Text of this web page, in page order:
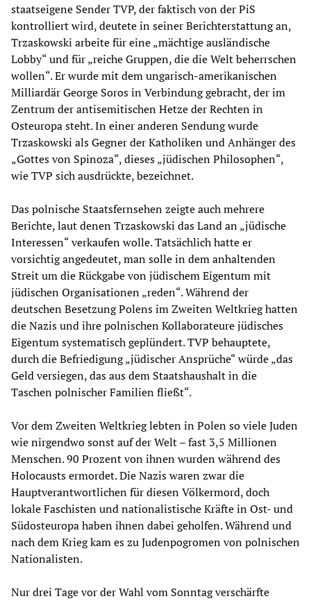
staatseigene Sender TVP, der faktisch von der PiS
kontrolliert wird, deutete in seiner Berichterstattung an,
Trzaskowski arbeite für eine „mächtige ausländische
Lobby“ und für „reiche Gruppen, die die Welt beherrschen
wollen“. Er wurde mit dem ungarisch-amerikanischen
Milliardär George Soros in Verbindung gebracht, der im
Zentrum der antisemitischen Hetze der Rechten in
Osteuropa steht. In einer anderen Sendung wurde
Trzaskowski als Gegner der Katholiken und Anhänger des
„Gottes von Spinoza“, dieses „jüdischen Philosophen“,
wie TVP sich ausdrückte, bezeichnet.
Das polnische Staatsfernsehen zeigte auch mehrere
Berichte, laut denen Trzaskowski das Land an „jüdische
Interessen“ verkaufen wolle. Tatsächlich hatte er
vorsichtig angedeutet, man solle in dem anhaltenden
Streit um die Rückgabe von jüdischem Eigentum mit
jüdischen Organisationen „reden“. Während der
deutschen Besetzung Polens im Zweiten Weltkrieg hatten
die Nazis und ihre polnischen Kollaborateure jüdisches
Eigentum systematisch geplündert. TVP behauptete,
durch die Befriedigung „jüdischer Ansprüche“ würde „das
Geld versiegen, das aus dem Staatshaushalt in die
Taschen polnischer Familien fließt“.
Vor dem Zweiten Weltkrieg lebten in Polen so viele Juden
wie nirgendwo sonst auf der Welt – fast 3,5 Millionen
Menschen. 90 Prozent von ihnen wurden während des
Holocausts ermordet. Die Nazis waren zwar die
Hauptverantwortlichen für diesen Völkermord, doch
lokale Faschisten und nationalistische Kräfte in Ost- und
Südosteuropa haben ihnen dabei geholfen. Während und
nach dem Krieg kam es zu Judenpogromen von polnischen
Nationalisten.
Nur drei Tage vor der Wahl vom Sonntag verschärfte